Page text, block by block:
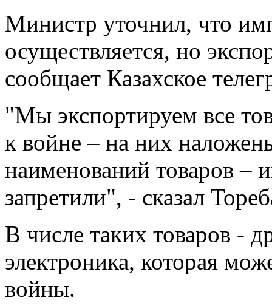
Министр уточнил, что
осуществляется, но
сообщает Казахское
"Мы экспортируем все
к войне – на них
наименований товаров –
запретили", - сказал
В числе таких товаров -
электроника, которая
войны.